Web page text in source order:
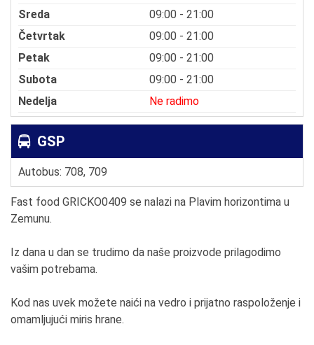
Sreda
09:00 - 21:00
Četvrtak
09:00 - 21:00
Petak
09:00 - 21:00
Subota
09:00 - 21:00
Nedelja
Ne radimo
GSP
Autobus: 708, 709
Fast food GRICKO0409 se nalazi na Plavim horizontima u
Zemunu.
Iz dana u dan se trudimo da naše proizvode prilagodimo
vašim potrebama.
Kod nas uvek možete naići na vedro i prijatno raspoloženje i
omamljujući miris hrane.